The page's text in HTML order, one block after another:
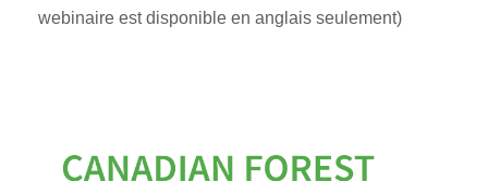
webinaire est disponible en anglais seulement)